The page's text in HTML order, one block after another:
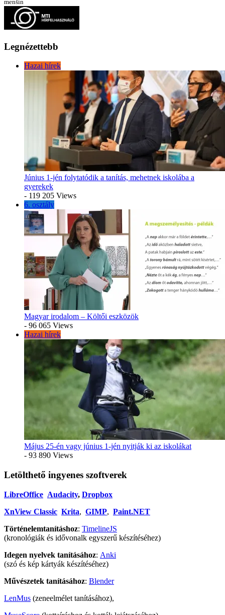
menšín
Legnézettebb
Hazai hírek
Június 1-jén folytatódik a tanítás, mehetnek iskolába a
gyerekek
- 119 205 Views
6. osztály
Magyar irodalom – Költői eszközök
- 96 065 Views
Hazai hírek
Május 25-én vagy június 1-jén nyitják ki az iskolákat
- 93 890 Views
Letölthető ingyenes szoftverek
LibreOffice Audacity, Dropbox
XnView Classic Krita, GIMP, Paint.NET
Történelemtanításhoz: TimelineJS
(kronológiák és idővonalk egyszerű készítéséhez)
Idegen nyelvek tanításához: Anki
(szó és kép kártyák készítéséhez)
Művészetek tanításához: Blender
LenMus (zeneelmélet tanításához),